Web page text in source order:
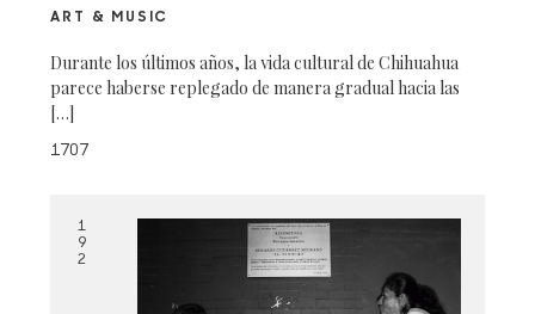
ART & MUSIC
Durante los últimos años, la vida cultural de Chihuahua
parece haberse replegado de manera gradual hacia las
[…]
1707
1
9
2